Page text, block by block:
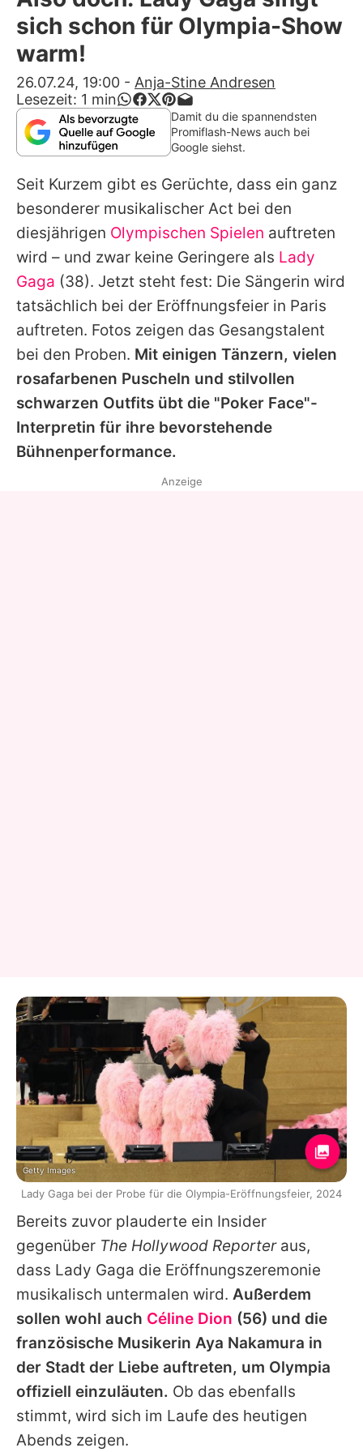
Alle Themen auf Promiflash
App runterladen
Team
Redaktionelle Richtlinien
Impressum
Datenschutzerklärung
Nutzungsbedingungen
Utiq verwalten
sich schon für Olympia-Show
warm!
26.07.24, 19:00 - Anja-Stine Andresen
Lesezeit: 1 min
Damit du die spannendsten
Promiflash-News auch bei
Google siehst.
Seit Kurzem gibt es Gerüchte, dass ein ganz
besonderer musikalischer Act bei den
diesjährigen Olympischen Spielen auftreten
wird – und zwar keine Geringere als Lady
Gaga (38). Jetzt steht fest: Die Sängerin wird
tatsächlich bei der Eröffnungsfeier in Paris
auftreten. Fotos zeigen das Gesangstalent
bei den Proben. Mit einigen Tänzern, vielen
rosafarbenen Puscheln und stilvollen
schwarzen Outfits übt die "Poker Face"-
Interpretin für ihre bevorstehende
Bühnenperformance.
Bereits zuvor plauderte ein Insider
gegenüber The Hollywood Reporteraus,
dass Lady Gaga die Eröffnungszeremonie
musikalisch untermalen wird. Außerdem
sollen wohl auch Céline Dion (56) und die
französische Musikerin Aya Nakamura in
der Stadt der Liebe auftreten, um Olympia
offiziell einzuläuten. Ob das ebenfalls
stimmt, wird sich im Laufe des heutigen
Abends zeigen.
Anzeige
Getty Images
Lady Gaga bei der Probe für die Olympia-Eröffnungsfeier, 2024